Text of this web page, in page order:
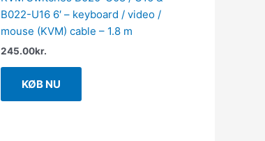
B022-U16 6′ – keyboard / video /
mouse (KVM) cable – 1.8 m
245.00kr.
KØB NU